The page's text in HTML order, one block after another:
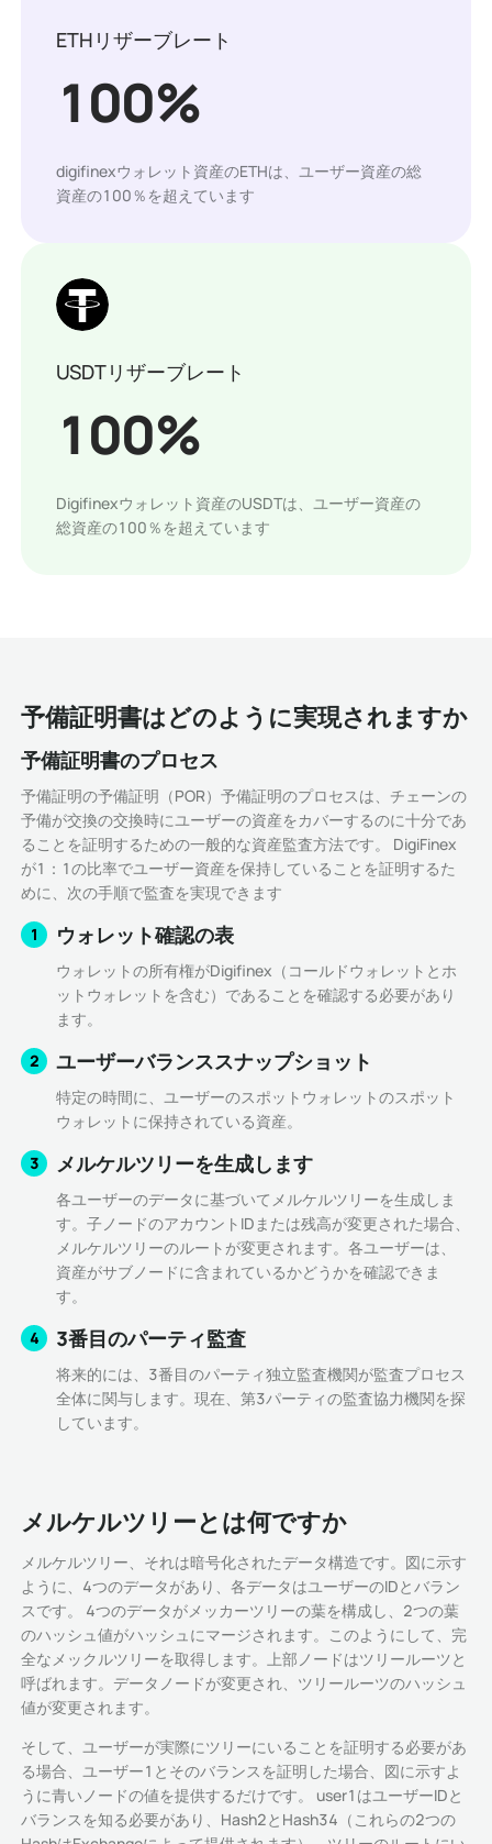
ETHリザーブレート
100%
digifinexウォレット資産のETHは、ユーザー資産の総
資産の100％を超えています
USDTリザーブレート
100%
Digifinexウォレット資産のUSDTは、ユーザー資産の
総資産の100％を超えています
予備証明書はどのように実現されますか
予備証明書のプロセス
予備証明の予備証明（POR）予備証明のプロセスは、チェーンの
予備が交換の交換時にユーザーの資産をカバーするのに十分であ
ることを証明するための一般的な資産監査方法です。 DigiFinex
が1：1の比率でユーザー資産を保持していることを証明するた
めに、次の手順で監査を実現できます
1
ウォレット確認の表
ウォレットの所有権がDigifinex（コールドウォレットとホ
ットウォレットを含む）であることを確認する必要があり
ます。
2
ユーザーバランススナップショット
特定の時間に、ユーザーのスポットウォレットのスポット
ウォレットに保持されている資産。
3
メルケルツリーを生成します
各ユーザーのデータに基づいてメルケルツリーを生成しま
す。子ノードのアカウントIDまたは残高が変更された場合、
メルケルツリーのルートが変更されます。各ユーザーは、
資産がサブノードに含まれているかどうかを確認できま
す。
4
3番目のパーティ監査
将来的には、3番目のパーティ独立監査機関が監査プロセス
全体に関与します。現在、第3パーティの監査協力機関を探
しています。
メルケルツリーとは何ですか
メルケルツリー、それは暗号化されたデータ構造です。図に示す
ように、4つのデータがあり、各データはユーザーのIDとバラン
スです。 4つのデータがメッカーツリーの葉を構成し、2つの葉
のハッシュ値がハッシュにマージされます。このようにして、完
全なメックルツリーを取得します。上部ノードはツリールーツと
呼ばれます。データノードが変更され、ツリールーツのハッシュ
値が変更されます。
そして、ユーザーが実際にツリーにいることを証明する必要があ
る場合、ユーザー1とそのバランスを証明した場合、図に示すよ
うに青いノードの値を提供するだけです。 user1はユーザーIDと
バランスを知る必要があり、Hash2とHash34（これらの2つの